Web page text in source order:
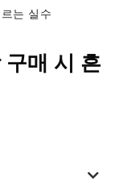
는 실수
매 시 흔